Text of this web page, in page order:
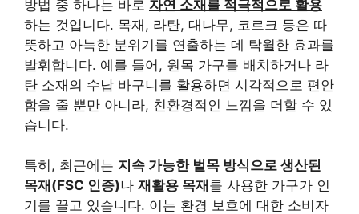
방법 중 하나는 바로 자연 소재를 적극적으로 활용
하는 것입니다. 목재, 라탄, 대나무, 코르크 등은 따
뜻하고 아늑한 분위기를 연출하는 데 탁월한 효과를
발휘합니다. 예를 들어, 원목 가구를 배치하거나 라
탄 소재의 수납 바구니를 활용하면 시각적으로 편안
함을 줄 뿐만 아니라, 친환경적인 느낌을 더할 수 있
습니다.
특히, 최근에는 지속 가능한 벌목 방식으로 생산된
목재(FSC 인증)나 재활용 목재 를 사용한 가구가 인
기를 끌고 있습니다. 이는 환경 보호에 대한 소비자